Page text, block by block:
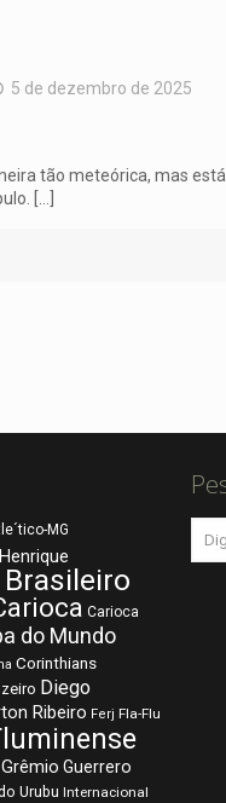
5 de dezembro de 2025
tão meteórica, mas
[…]
MG
Carioca
do Mundo
Corinthians
Diego
Ribeiro Ferj Fla-Flu
Grêmio Guerrero
Urubu Internacional